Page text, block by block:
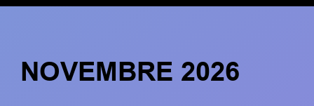
NOVEMBRE 2026